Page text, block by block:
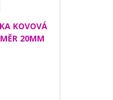
KOVOVÁ
20MM